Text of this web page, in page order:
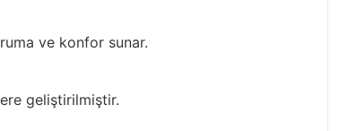
ve konfor sunar.
geliştirilmiştir.